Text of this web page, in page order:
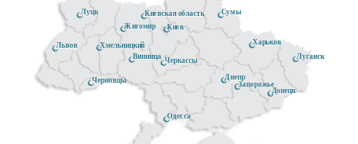
Черкассы
Черновцы
Сумы
Луганск
Одесса
Донецк
Киев
Днепр
Киевская область
Запорожье
Житомир
Винница
Хмельницкий
Луцк
Львов Харьков